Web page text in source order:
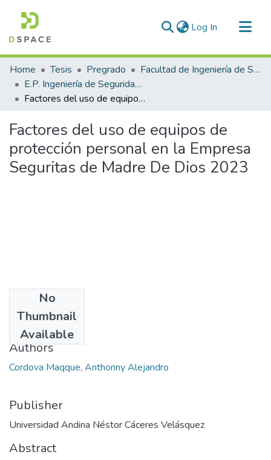
Log In (current)
Communities & Collections
All of DSpace
Statistics
Home Tesis Pregrado
Facultad de Ingeniería de Sistemas
E.P. Ingeniería de Seguridad y Gestión Minera
Factores del uso de equipos de protección personal en la Empresa Seguritas de Madre De Dios 2023
Factores del uso de equipos de
protección personal en la Empresa
Seguritas de Madre De Dios 2023
No
Thumbnail
Available
2023
Authors
Cordova Maqque, Anthonny Alejandro
Publisher
Universidad Andina Néstor Cáceres Velásquez
Abstract